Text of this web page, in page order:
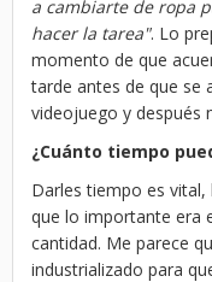
a cambiarte de ropa
hacer la tarea". Lo
momento de que
tarde antes de que se
videojuego y después
¿Cuánto tiempo
Darles tiempo es
que lo importante era
cantidad. Me parece
industrializado para